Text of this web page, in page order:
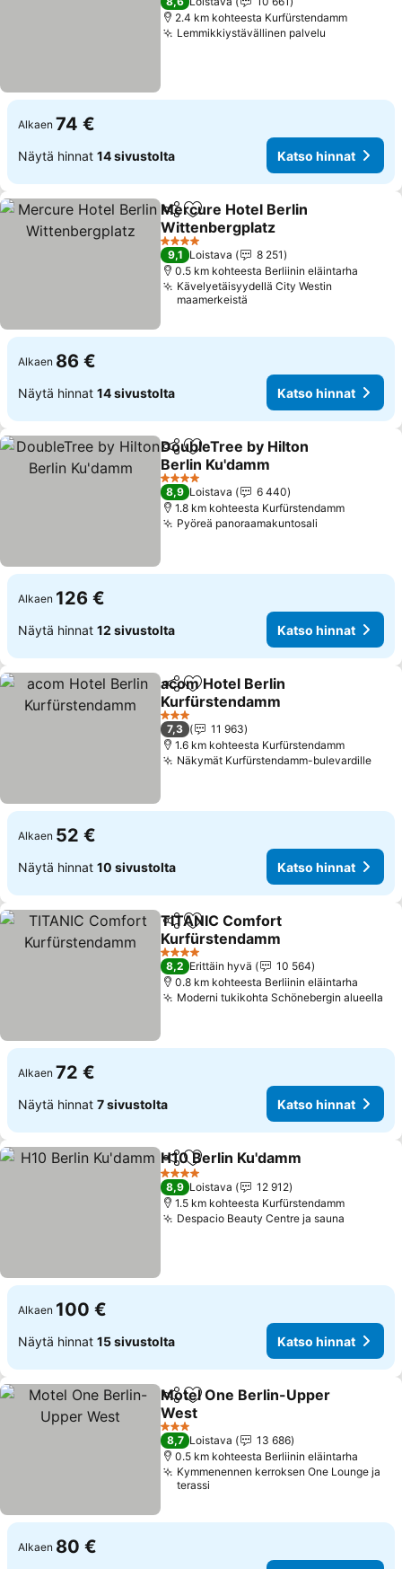
2.4 km kohteesta Kurfürstendamm
Lemmikkiystävällinen palvelu
Alkaen 74 €
Näytä hinnat 14 sivustolta Katso hinnat
Jaa Lisää suosikkeihin
Mercure Hotel Berlin
Wittenbergplatz
Katso hinnat
4 Tähtiluokitus
9,1 Loistava
8 251
0.5 km kohteesta Berliinin eläintarha
Kävelyetäisyydellä City Westin
maamerkeistä
Alkaen 86 €
Näytä hinnat 14 sivustolta Katso hinnat
Jaa Lisää suosikkeihin
DoubleTree by Hilton
Berlin Ku'damm
Katso hinnat
4 Tähtiluokitus
8,9 Loistava
6 440
1.8 km kohteesta Kurfürstendamm
Pyöreä panoraamakuntosali
Alkaen 126 €
Näytä hinnat 12 sivustolta Katso hinnat
Jaa Lisää suosikkeihin
acom Hotel Berlin
Kurfürstendamm
Katso hinnat
3 Tähtiluokitus
7,3
11 963
1.6 km kohteesta Kurfürstendamm
Näkymät Kurfürstendamm-bulevardille
Alkaen 52 €
Näytä hinnat 10 sivustolta Katso hinnat
Jaa Lisää suosikkeihin
TITANIC Comfort
Kurfürstendamm
Katso hinnat
4 Tähtiluokitus
8,2 Erittäin hyvä
10 564
0.8 km kohteesta Berliinin eläintarha
Moderni tukikohta Schönebergin alueella
Alkaen 72 €
Näytä hinnat 7 sivustolta Katso hinnat
Jaa Lisää suosikkeihin
H10 Berlin Ku'damm
4 Tähtiluokitus
8,9 Loistava
12 912
1.5 km kohteesta Kurfürstendamm
Despacio Beauty Centre ja sauna
Alkaen 100 €
Näytä hinnat 15 sivustolta Katso hinnat
Jaa Lisää suosikkeihin
Motel One Berlin-Upper
West
Katso hinnat
3 Tähtiluokitus
8,7 Loistava
13 686
0.5 km kohteesta Berliinin eläintarha
Kymmenennen kerroksen One Lounge ja
terassi
Alkaen 80 €